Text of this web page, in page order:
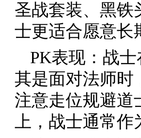
圣战套装、黑铁
士更适合愿意长
PK表现：战
其是面对法师时
注意走位规避道
上，战士通常作